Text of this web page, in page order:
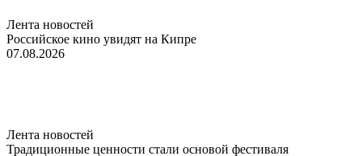
Лента новостей
Российское кино увидят на Кипре
07.08.2026
Лента новостей
Традиционные ценности стали основой фестиваля